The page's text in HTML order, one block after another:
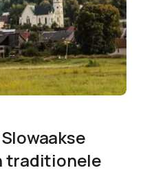
traditionele